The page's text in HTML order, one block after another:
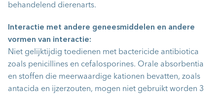
behandelend dierenarts.
Interactie met andere geneesmiddelen en andere
vormen van interactie:
Niet gelijktijdig toedienen met bactericide antibiotica
zoals penicillines en cefalosporines. Orale absorbentia
en stoffen die meerwaardige kationen bevatten, zoals
antacida en ijzerzouten, mogen niet gebruikt worden 3